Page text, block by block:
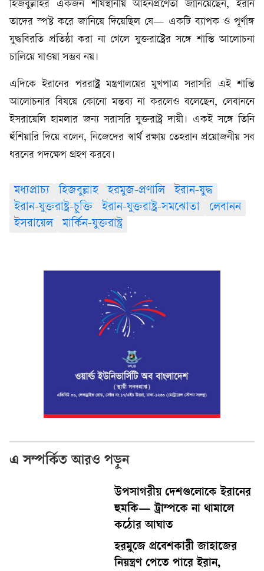
হিজবুল্লাহর একজন শীর্ষস্থানীয় আইনপ্রণেতা জানিয়েছেন, ইরান
তাদের স্পষ্ট করে জানিয়ে দিয়েছিল যে— একটি ব্যাপক ও পূর্ণাঙ্গ
যুদ্ধবিরতি প্রতিষ্ঠা করা না গেলে যুক্তরাষ্ট্রের সঙ্গে শান্তি আলোচনা
চালিয়ে যাওয়া সম্ভব নয়।
এদিকে ইরানের পররাষ্ট্র মন্ত্রণালয়ের মুখপাত্র সরাসরি এই শান্তি
আলোচনার বিষয়ে কোনো মন্তব্য না করলেও বলেছেন, লেবাননে
ইসরায়েলি হামলার জন্য সরাসরি যুক্তরাষ্ট্র দায়ী। একই সঙ্গে তিনি
হুঁশিয়ারি দিয়ে বলেন, নিজেদের স্বার্থ রক্ষায় তেহরান প্রয়োজনীয় সব
ধরনের পদক্ষেপ গ্রহণ করবে।
মধ্যপ্রাচ্য হিজবুল্লাহ হরমুজ-প্রণালি
ইরান-যুদ্ধ
ইরান-যুক্তরাষ্ট্র-চুক্তি
ইরান-যুক্তরাষ্ট্র-সমঝোতা
লেবানন
ইসরায়েল
মার্কিন-যুক্তরাষ্ট্র
এ সম্পর্কিত আরও পড়ুন
উপসাগরীয় দেশগুলোকে ইরানের
হুমকি— ট্রাম্পকে না থামালে
কঠোর আঘাত
হরমুজে প্রবেশকারী জাহাজের
নিয়ন্ত্রণ পেতে পারে ইরান,